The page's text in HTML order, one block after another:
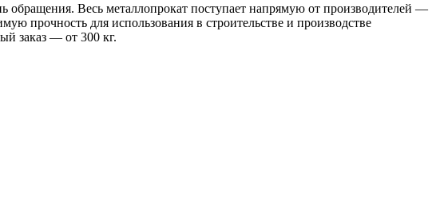
обращения. Весь металлопрокат поступает напрямую от производителей —
для использования в строительстве и производстве
заказ — от 300 кг.